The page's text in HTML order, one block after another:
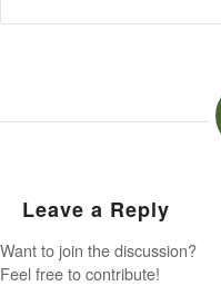
Leave a Reply
Want to join the discussion?
Feel free to contribute!